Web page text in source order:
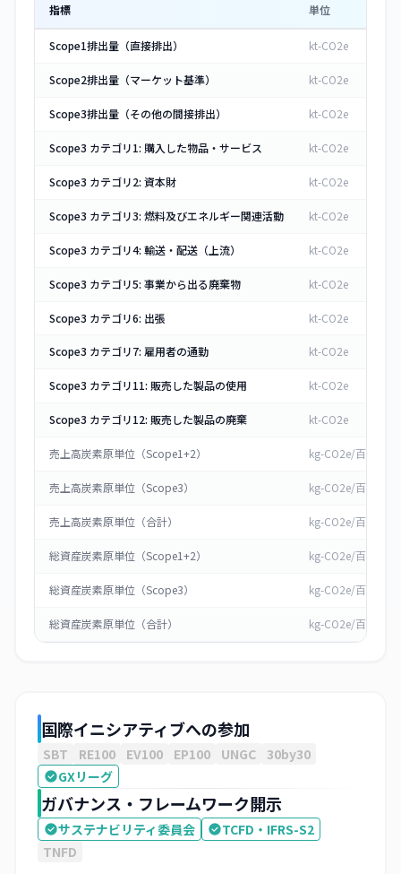
指標 単位
Scope1排出量（直接排出） kt-CO2e
Scope2排出量（マーケット基準） kt-CO2e
Scope3排出量（その他の間接排出） kt-CO2e
Scope3 カテゴリ1: 購入した物品・サービス kt-CO2e
Scope3 カテゴリ2: 資本財 kt-CO2e
Scope3 カテゴリ3: 燃料及びエネルギー関連活動 kt-CO2e
Scope3 カテゴリ4: 輸送・配送（上流） kt-CO2e
Scope3 カテゴリ5: 事業から出る廃棄物 kt-CO2e
Scope3 カテゴリ6: 出張 kt-CO2e
Scope3 カテゴリ7: 雇用者の通勤 kt-CO2e
Scope3 カテゴリ11: 販売した製品の使用 kt-CO2e
Scope3 カテゴリ12: 販売した製品の廃棄 kt-CO2e
売上高炭素原単位（Scope1+2） kg-CO2e/百万円
売上高炭素原単位（Scope3） kg-CO2e/百万円
売上高炭素原単位（合計） kg-CO2e/百万円
総資産炭素原単位（Scope1+2） kg-CO2e/百万円
総資産炭素原単位（Scope3） kg-CO2e/百万円
総資産炭素原単位（合計） kg-CO2e/百万円
国際イニシアティブへの参加
SBT RE100 EV100 EP100 UNGC 30by30
GXリーグ
ガバナンス・フレームワーク開示
サステナビリティ委員会
TCFD・IFRS-S2
TNFD